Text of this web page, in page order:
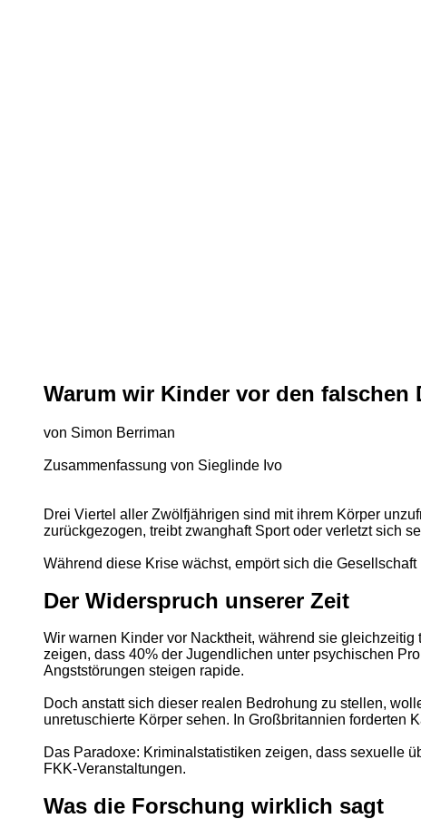
Warum wir Kinder vor den falschen
von Simon Berriman
Zusammenfassung von Sieglinde Ivo
Drei Viertel aller Zwölfjährigen sind mit ihrem Körper
zurückgezogen, treibt zwanghaft Sport oder verletzt sich
Während diese Krise wächst, empört sich die
Der Widerspruch unserer Zeit
Wir warnen Kinder vor Nacktheit, während sie
zeigen, dass 40% der Jugendlichen unter psychischen
Angststörungen steigen rapide.
Doch anstatt sich dieser realen Bedrohung zu stellen,
unretuschierte Körper sehen. In Großbritannien forderten
Das Paradoxe: Kriminalstatistiken zeigen, dass sexuelle
FKK-Veranstaltungen.
Was die Forschung wirklich sagt